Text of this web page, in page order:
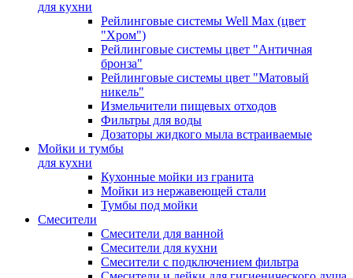
для кухни
Рейлинговые системы Well Max (цвет
"Хром")
Рейлинговые системы цвет "Античная
бронза"
Рейлинговые системы цвет "Матовый
никель"
Измельчители пищевых отходов
Фильтры для воды
Дозаторы жидкого мыла встраиваемые
Мойки и тумбы
для кухни
Кухонные мойки из гранита
Мойки из нержавеющей стали
Тумбы под мойки
Смесители
Смесители для ванной
Смесители для кухни
Смесители с подключением фильтра